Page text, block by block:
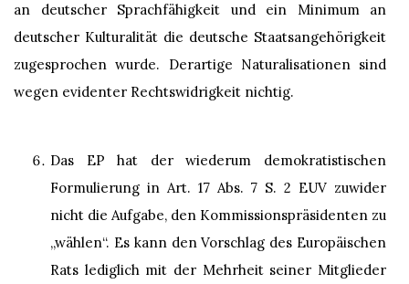
an deutscher Sprachfähigkeit und ein Minimum an
deutscher Kulturalität die deutsche Staatsangehörigkeit
zugesprochen wurde. Derartige Naturalisationen sind
wegen evidenter Rechtswidrigkeit nichtig.
Das EP hat der wiederum demokratistischen
Formulierung in Art. 17 Abs. 7 S. 2 EUV zuwider
nicht die Aufgabe, den Kommissionspräsidenten zu
„wählen“. Es kann den Vorschlag des Europäischen
Rats lediglich mit der Mehrheit seiner Mitglieder